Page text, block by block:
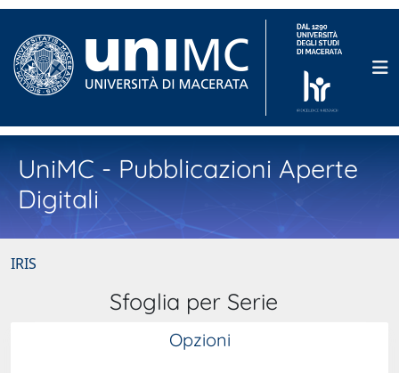
UniMC - Pubblicazioni Aperte
Digitali
IRIS
Sfoglia per Serie
Opzioni